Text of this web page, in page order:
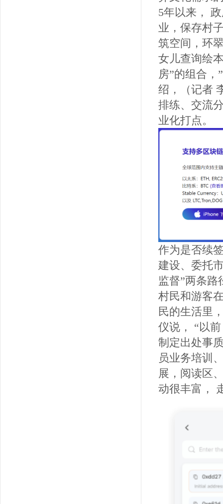
5年以来，
业，保存村
筑空间，环
女儿查询绘
房”的组合
绍，（记者
排练、交流
业化打点。
作为是否续
建设、委托
监督”两条路
村民和游客
民的生活里
仪说， “以
制定出处事
员业务培训
展，阅读区
动很丰富，